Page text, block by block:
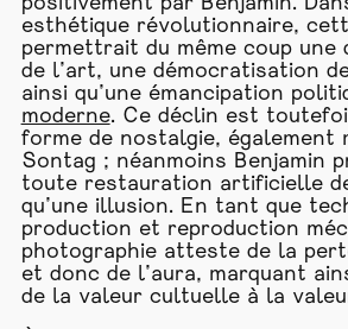
positivement par Benjamin.
esthétique révolutionnaire,
permettrait du même coup une
de l’art, une démocratisation
ainsi qu’une émancipation
moderne. Ce déclin est
forme de nostalgie, également
Sontag ; néanmoins Benjamin
toute restauration artificielle
qu’une illusion. En tant que
production et reproduction
photographie atteste de la
et donc de l’aura, marquant
de la valeur cultuelle à la